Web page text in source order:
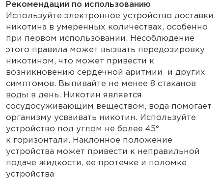
Рекомендации по использованию
Используйте электронное устройство доставки
никотина в умеренных количествах, особенно
при первом использовании. Несоблюдение
этого правила может вызвать передозировку
никотином, что может привести к
возникновению сердечной аритмии и других
симптомов. Выпивайте не менее 8 стаканов
воды в день. Никотин является
сосудосуживающим веществом, вода помогает
организму усваивать никотин. Используйте
устройство под углом не более 45°
к горизонтали. Наклонное положение
устройства может привести к неправильной
подаче жидкости, ее протечке и поломке
устройства